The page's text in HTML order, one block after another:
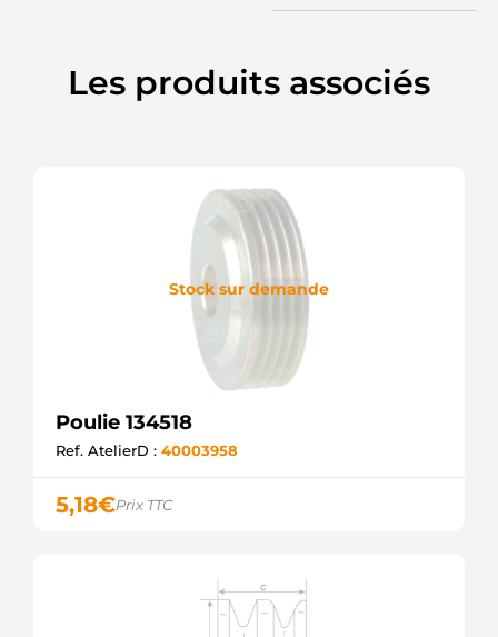
Les produits associés
Stock sur demande
Poulie 134518
Ref. AtelierD : 40003958
5,18€Prix TTC